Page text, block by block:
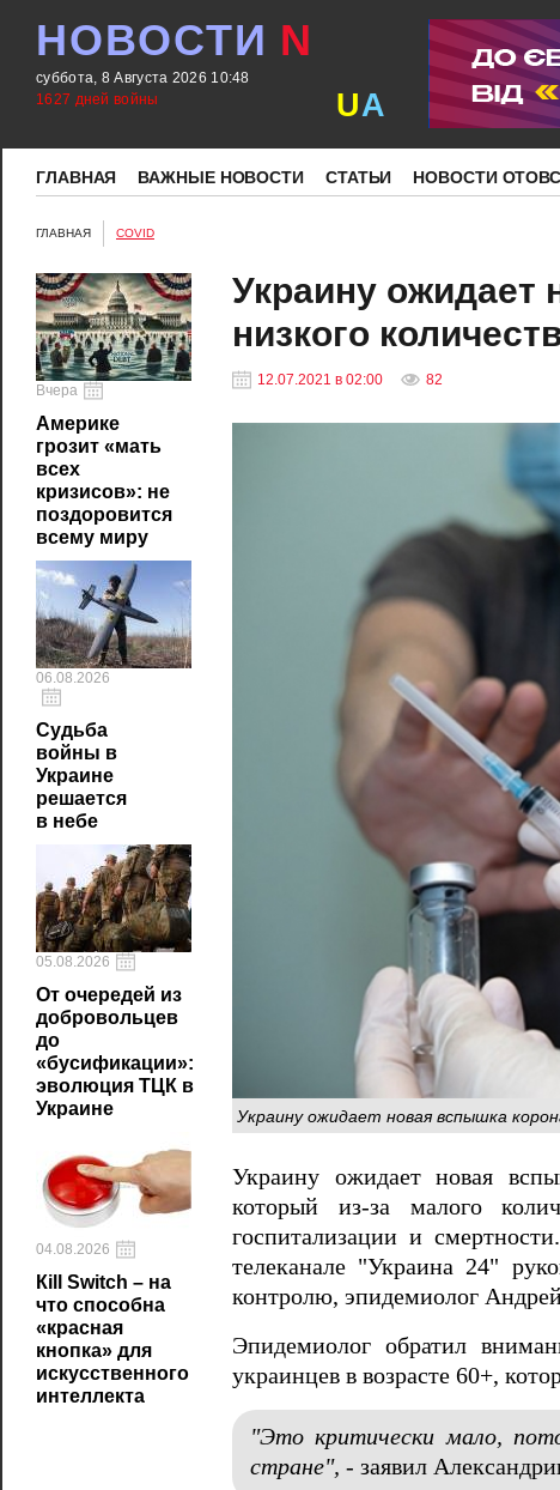
НОВОСТИ N
суббота, 8 Августа 2026 10:48
1627 дней войны
UA
ГЛАВНАЯ ВАЖНЫЕ НОВОСТИ СТАТЬИ НОВОСТИ
ГЛАВНАЯ COVID
Вчера
Америке
грозит «мать
всех
кризисов»: не
поздоровится
всему миру
06.08.2026
Судьба
войны в
Украине
решается
в небе
05.08.2026
От очередей из
добровольцев
до
«бусификации»:
эволюция ТЦК в
Украине
04.08.2026
Кill Switch – на
что способна
«красная
кнопка» для
искусственного
интеллекта
Украину ожидает
низкого
12.07.2021 в 02:00 82
Украину ожидает новая вспышка
Украину ожидает новая
который из-за малого
госпитализации и
телеканале "Украина 24"
контролю, эпидемиолог
Эпидемиолог обратил
украинцев в возрасте 60+,
"Это критически мало,
стране", - заявил